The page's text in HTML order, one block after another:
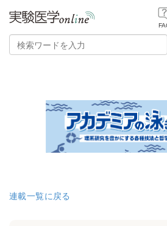
連載一覧に戻る